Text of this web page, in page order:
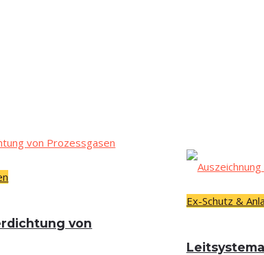
von
Ex-Schutz &